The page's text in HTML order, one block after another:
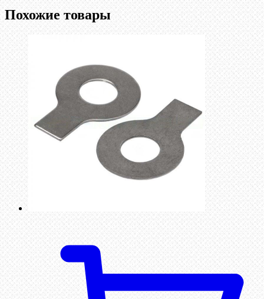
Похожие товары